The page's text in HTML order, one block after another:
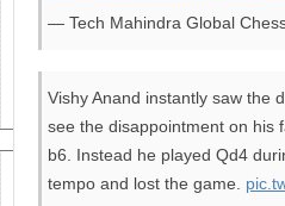
— Tech Mahindra Global
Vishy Anand instantly saw the
see the disappointment on his
b6. Instead he played Qd4
tempo and lost the game.